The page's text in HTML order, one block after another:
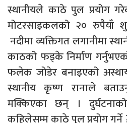
स्थानीयले काठे पुल प्रयोग
मोटरसाइकलको २० रुपैयाँ
नदीमा व्यक्तिगत लगानीमा
काठको फड्के निर्माण
फलेक जोडेर बनाइएको
स्थानीय कृष्ण रानाले
मक्किएका छन् ।
कहिलेसम्म काठे पुल प्रयोग गर्ने